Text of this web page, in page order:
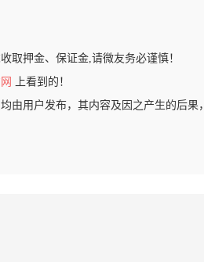
取押金、保证金,请微友务必谨慎！
上看到的！
由用户发布，其内容及因之产生的后果